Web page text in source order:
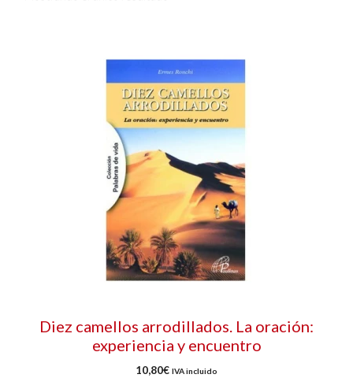
Diez camellos arrodillados. La oración:
experiencia y encuentro
10,80€ IVA incluido